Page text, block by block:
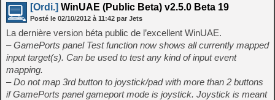
[Ordi.] WinUAE (Public Beta) v2.5.0 Beta 19
Posté le 02/10/2012 à 11:42 par Jets
La dernière version béta public de l’excellent WinUAE.
– GamePorts panel Test function now shows all currently mapped
input target(s). Can be used to test any kind of input event
mapping.
– Do not map 3rd button to joystick/pad with more than 2 buttons
if GamePorts panel gameport mode is joystick. Joystick is meant